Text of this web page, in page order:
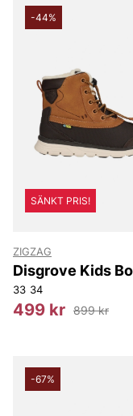
-44%
SÄNKT PRIS!
ZIGZAG
Disgrove Kids
33 34
499 kr 899 kr
-67%